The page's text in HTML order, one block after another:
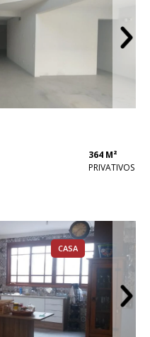
364 M²
PRIVATIVOS
CASA